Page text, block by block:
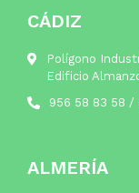
CÁDIZ
Polígono
Edificio
956 58 83 58 /
ALMERÍA